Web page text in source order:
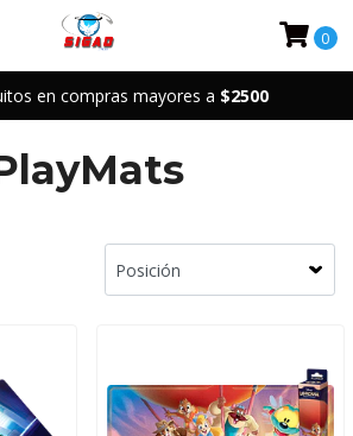
en compras mayores a $2500
0